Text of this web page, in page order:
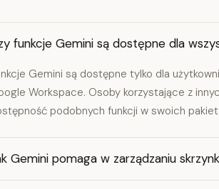
funkcje Gemini są dostępne dla
Gemini są dostępne tylko dla
Workspace. Osoby korzystające z
podobnych funkcji w swoich
Gemini pomaga w zarządzaniu